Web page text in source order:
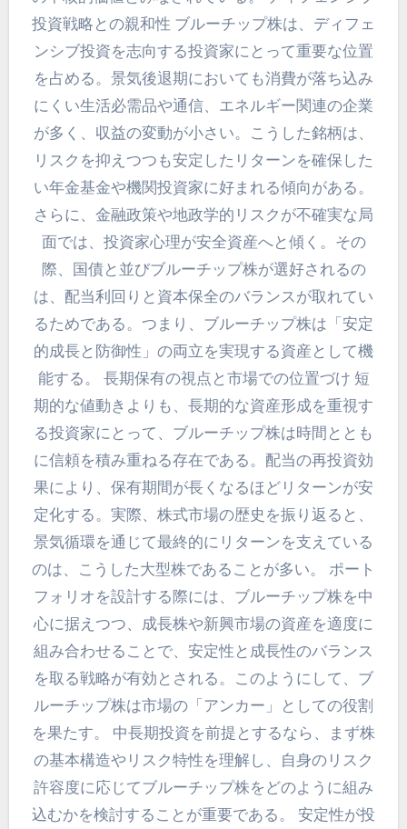
投資戦略との親和性 ブルーチップ株は、ディフェ
ンシブ投資を志向する投資家にとって重要な位置
を占める。景気後退期においても消費が落ち込み
にくい生活必需品や通信、エネルギー関連の企業
が多く、収益の変動が小さい。こうした銘柄は、
リスクを抑えつつも安定したリターンを確保した
い年金基金や機関投資家に好まれる傾向がある。
さらに、金融政策や地政学的リスクが不確実な局
面では、投資家心理が安全資産へと傾く。その
際、国債と並びブルーチップ株が選好されるの
は、配当利回りと資本保全のバランスが取れてい
るためである。つまり、ブルーチップ株は「安定
的成長と防御性」の両立を実現する資産として機
能する。 長期保有の視点と市場での位置づけ 短
期的な値動きよりも、長期的な資産形成を重視す
る投資家にとって、ブルーチップ株は時間ととも
に信頼を積み重ねる存在である。配当の再投資効
果により、保有期間が長くなるほどリターンが安
定化する。実際、株式市場の歴史を振り返ると、
景気循環を通じて最終的にリターンを支えている
のは、こうした大型株であることが多い。 ポート
フォリオを設計する際には、ブルーチップ株を中
心に据えつつ、成長株や新興市場の資産を適度に
組み合わせることで、安定性と成長性のバランス
を取る戦略が有効とされる。このようにして、ブ
ルーチップ株は市場の「アンカー」としての役割
を果たす。 中長期投資を前提とするなら、まず株
の基本構造やリスク特性を理解し、自身のリスク
許容度に応じてブルーチップ株をどのように組み
込むかを検討することが重要である。 安定性が投